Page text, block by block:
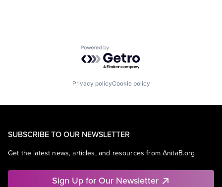
Powered by Getro.com
Privacy policyCookie policy
SUBSCRIBE TO OUR NEWSLETTER
Get the latest news, articles, and resources from AnitaB.org.
Sign Up for Our Newsletter